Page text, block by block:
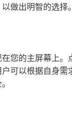
做出明智的选择。
您的主屏幕上。
可以根据自身需